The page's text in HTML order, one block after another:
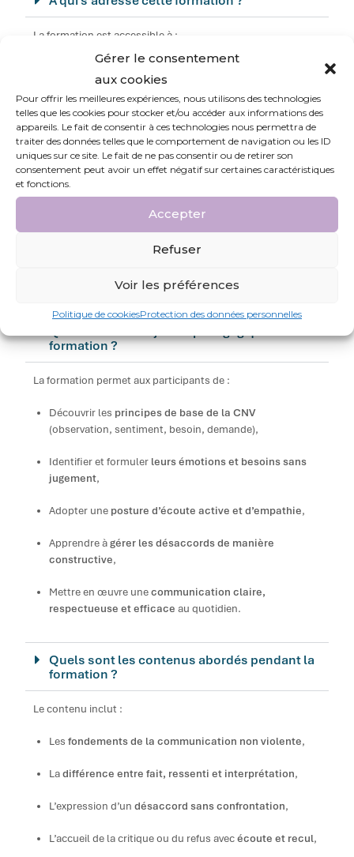
Gérer le consentement
aux cookies
Pour offrir les meilleures expériences, nous utilisons des technologies
telles que les cookies pour stocker et/ou accéder aux informations des
appareils. Le fait de consentir à ces technologies nous permettra de
traiter des données telles que le comportement de navigation ou les ID
uniques sur ce site. Le fait de ne pas consentir ou de retirer son
consentement peut avoir un effet négatif sur certaines caractéristiques
et fonctions.
Accepter
Refuser
Voir les préférences
Politique de cookiesProtection des données personnelles
La formation est accessible à :
Leséquipes en interaction régulière, notamment dans
les environnements agiles ou en mode projet,
Lesmanagers souhaitant améliorer leur posture
relationnelle
RH, référents RPS, médiateurs internes ou acteurs
QVT,
professionnelles et prévenir les tensions
Quels sont les objectifs pédagogiques de la
formation ?
La formation permet aux participants de :
Découvrir les principes de base de la CNV
(observation, sentiment, besoin, demande),
Identifier et formuler leurs émotions et besoins sans
jugement,
Adopter une posture d’écoute active et d’empathie,
Apprendre àgérer les désaccords de manière
constructive,
Mettre en œuvre unecommunication claire,
respectueuse et efficace au quotidien.
Quels sont les contenus abordés pendant la
formation ?
Le contenu inclut :
Lesfondements de la communication non violente,
Ladifférence entre fait, ressenti et interprétation,
L’expression d’undésaccord sans confrontation,
L’accueil de la critique ou du refus avecécoute et recul,